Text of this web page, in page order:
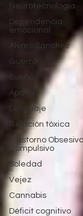
Neurotecnología
Dependencia
emocional
Alvaro Sánchez
Guerra
Sueño
Apatía
Lenguaje
Relación tóxica
Trastorno Obsesivo
Compulsivo
Soledad
Vejez
Cannabis
Déficit cognitivo